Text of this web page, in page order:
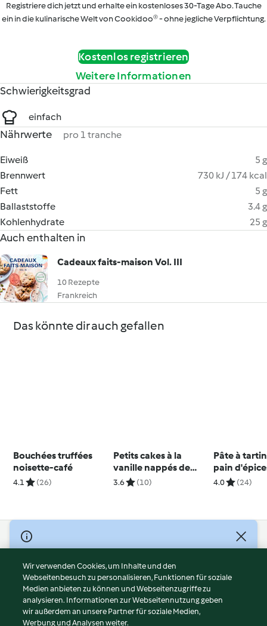
Registriere dich jetzt und erhalte ein kostenloses 30-Tage Abo. Tauche
ein in die kulinarische Welt von Cookidoo® - ohne jegliche Verpflichtung.
Kostenlos registrieren
Weitere Informationen
Schwierigkeitsgrad
einfach
Nährwerte pro 1 tranche
Eiweiß
5 g
Brennwert
730 kJ / 174 kcal
Fett
5 g
Ballaststoffe
3.4 g
Kohlenhydrate
25 g
Auch enthalten in
Cadeaux faits-maison Vol. III
10 Rezepte
Frankreich
Das könnte dir auch gefallen
Bouchées truffées
noisette-café
4.1 (26)
Petits cakes à la
vanille nappés de
confiture de
3.6 (10)
Pâte à
pain
4.0 (24)
© Copyright 2026
Nutzungsbedingungen
Datenschutzrichtlinien
Disclaimer
Impressum
Wir verwenden Cookies, um Inhalte und den
Webseitenbesuch zu personalisieren, Funktionen für soziale
Medien anbieten zu können und Webseitenzugriffe zu
analysieren. Informationen zur Webseitennutzung geben
wir außerdem an unsere Partner für soziale Medien,
Werbung und Analysen weiter.